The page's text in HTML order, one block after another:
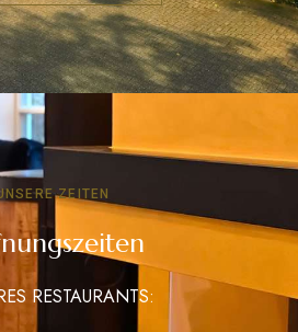
ZEITEN
RESTAURANTS: